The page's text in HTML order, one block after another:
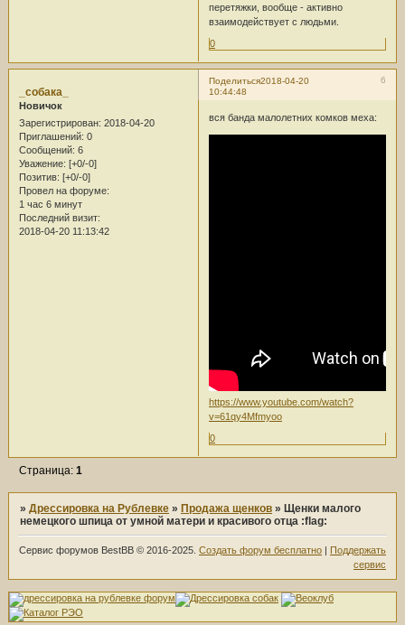
перетяжки, вообще - активно
взаимодействует с людьми.
0
Поделиться 6
2018-04-20
10:44:48
_собака_
Новичок
Зарегистрирован: 2018-04-20
Приглашений: 0
Сообщений: 6
Уважение: [+0/-0]
Позитив: [+0/-0]
Провел на форуме:
1 час 6 минут
Последний визит:
2018-04-20 11:13:42
вся банда малолетних комков меха:
https://www.youtube.com/watch?
v=61qy4Mfmyoo
0
Страница:1
»Дрессировка на Рублевке » Продажа щенков » Щенки малого
немецкого шпица от умной матери и красивого отца :flag:
Сервис форумов BestBB © 2016-2025.Создать форум бесплатно | Поддержать
сервис